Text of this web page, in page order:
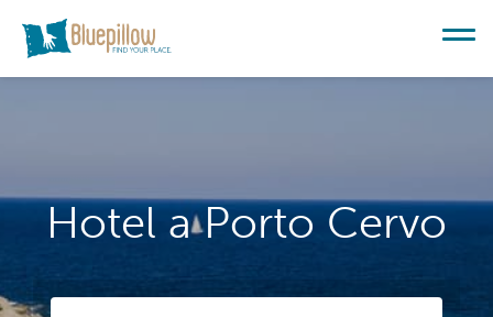
Hotel a Porto Cervo